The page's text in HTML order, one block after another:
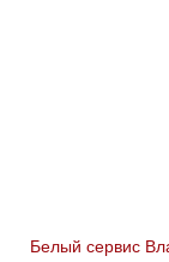
Белый сервис